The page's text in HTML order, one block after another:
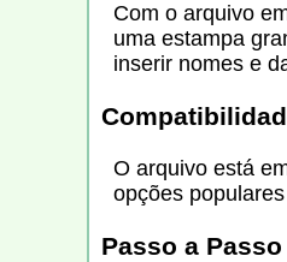
Com o arquivo
uma estampa
inserir nomes e
O arquivo está
opções
Passo a